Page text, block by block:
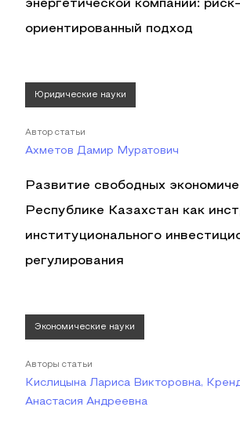
энергетической компании: риск-
ориентированный подход
Юридические науки
Автор статьи
Ахметов Дамир Муратович
Развитие свободных
Республике Казахстан как
институционального
регулирования
Экономические науки
Авторы статьи
Кислицына Лариса Викторовна,
Анастасия Андреевна